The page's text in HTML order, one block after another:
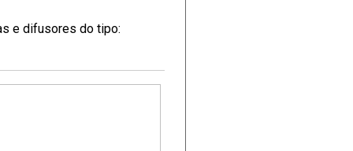
e difusores do tipo: